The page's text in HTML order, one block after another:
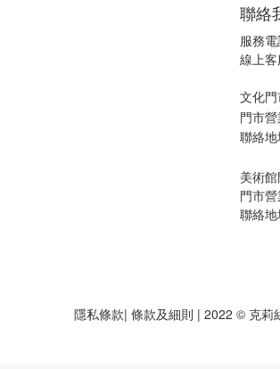
聯絡
服務
線上
文化
門市
聯絡
美術
門市
聯絡
隱私條款| 條款及細則 | 2022 © 克莉